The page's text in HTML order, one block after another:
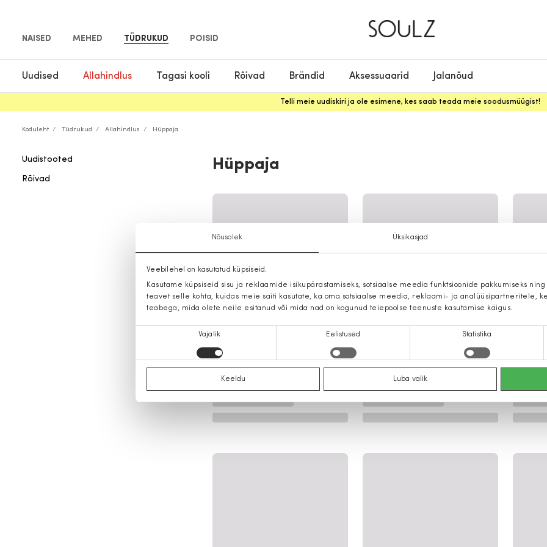
Nõusolek Üksikasjad
Veebilehel on kasutatud küpsiseid.
Kasutame küpsiseid sisu ja reklaamide isikupärastamiseks, sotsiaalse meedia funktsioonide pakkumiseks
teavet selle kohta, kuidas meie saiti kasutate, ka oma sotsiaalse meedia, reklaami- ja analüüsipartneritele,
teabega, mida olete neile esitanud või mida nad on kogunud teiepoolse teenuste kasutamise käigus.
Vajalik Eelistused Statistika
Keeldu Luba valik
NAISED MEHED TÜDRUKUD POISID
Uudised Allahindlus Tagasi kooli Rõivad Brändid Aksessuaarid Jalanõud
Telli meie uudiskiri ja ole esimene, kes saab teada meie soodusmüügist!
Koduleht Tüdrukud Allahindlus Hüppaja
Uudistooted
Rõivad
Hüppaja